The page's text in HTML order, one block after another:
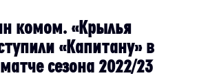
комом. «Крылья
«Капитану» в
сезона 2022/23